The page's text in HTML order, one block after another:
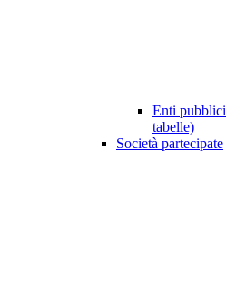
Enti
tabelle)
Società partecipate